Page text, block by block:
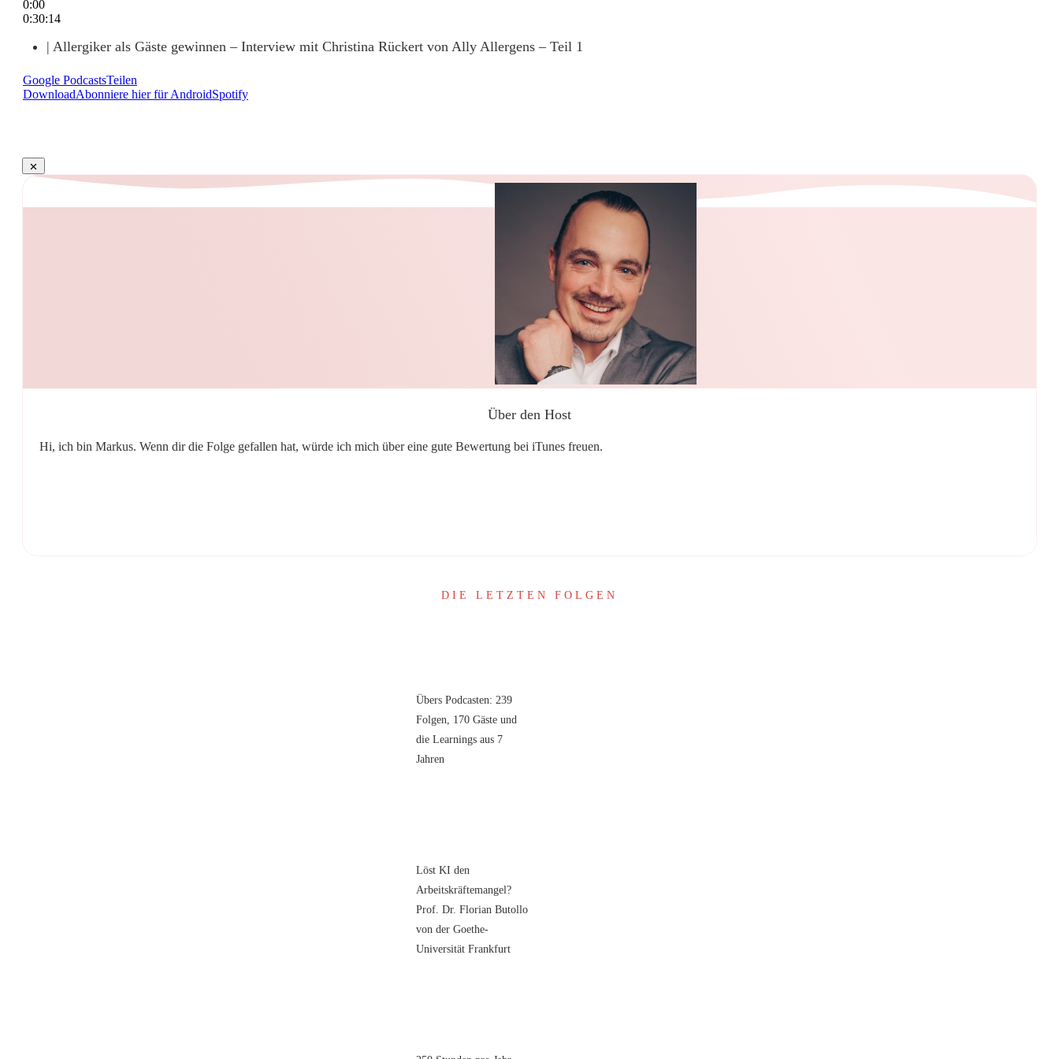
0:00
0:30:14
| Allergiker als Gäste gewinnen – Interview mit Christina Rückert von Ally Allergens – Teil 1
Google PodcastsTeilen
DownloadAbonniere hier für AndroidSpotify
Über den Host
Hi, ich bin Markus. Wenn dir die Folge gefallen hat, würde ich mich über eine gute Bewertung bei iTunes freuen.
DIE LETZTEN FOLGEN
Übers Podcasten: 239
Folgen, 170 Gäste und
die Learnings aus 7
Jahren
Löst KI den
Arbeitskräftemangel?
Prof. Dr. Florian Butollo
von der Goethe-
Universität Frankfurt